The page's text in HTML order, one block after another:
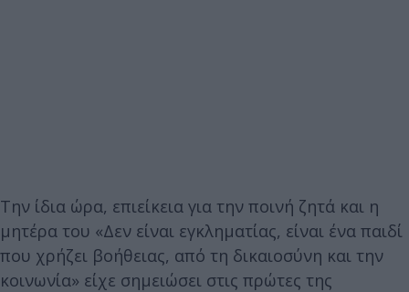
Την ίδια ώρα, επιείκεια για την ποινή ζητά και η
μητέρα του «Δεν είναι εγκληματίας, είναι ένα παιδί
που χρήζει βοήθειας, από τη δικαιοσύνη και την
κοινωνία» είχε σημειώσει στις πρώτες της